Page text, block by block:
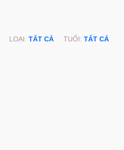
LOẠI: TẤT CẢ TUỔI: TẤT CẢ